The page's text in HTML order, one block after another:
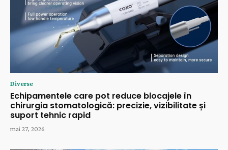
Diverse
Echipamentele care pot reduce blocajele în
chirurgia stomatologică: precizie, vizibilitate și
suport tehnic rapid
mai 27, 2026